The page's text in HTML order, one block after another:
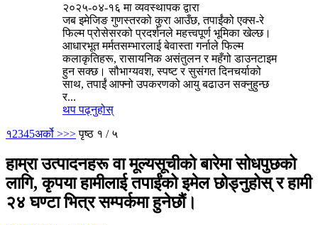
२०२५-०४-१६ मा व्यवस्थापक द्वारा
जब इमेजिङ गुणस्तरको कुरा आउँछ, तपाईंको एक्स-रे
फिल्म प्रोसेसरको प्रदर्शनले महत्त्वपूर्ण भूमिका खेल्छ।
आधारभूत मर्मतसम्भारलाई बेवास्ता गर्नाले फिल्म
कलाकृतिहरू, रासायनिक असंतुलन र महँगो डाउनटाइम
हुन सक्छ। सौभाग्यवश, स्पष्ट र सुसंगत दिनचर्याको
साथ, तपाईं आफ्नो उपकरणको आयु बढाउन सक्नुहुन्छ
र...
थप पढ्नुहोस्
१2345अर्को >>> पृष्ठ १ / ५
हाम्रा उत्पादनहरू वा मूल्यसूचीको बारेमा सोधपुछको
लागि, कृपया हामीलाई तपाईंको इमेल छोड्नुहोस् र हामी
२४ घण्टा भित्र सम्पर्कमा हुनेछौं।